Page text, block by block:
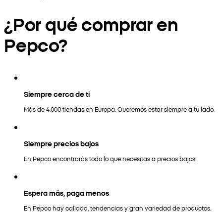
¿Por qué comprar en
Pepco?
Siempre cerca de ti
Más de 4.000 tiendas en Europa. Queremos estar siempre a tu lado.
Siempre precios bajos
En Pepco encontrarás todo lo que necesitas a precios bajos.
Espera más, paga menos
En Pepco hay calidad, tendencias y gran variedad de productos.